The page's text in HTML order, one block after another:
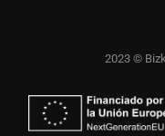
2023 ©